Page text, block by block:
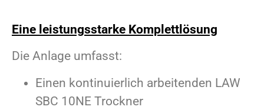
Eine leistungsstarke Komplettlösung
Die Anlage umfasst:
Einen kontinuierlich arbeitenden LAW
SBC 10NE Trockner